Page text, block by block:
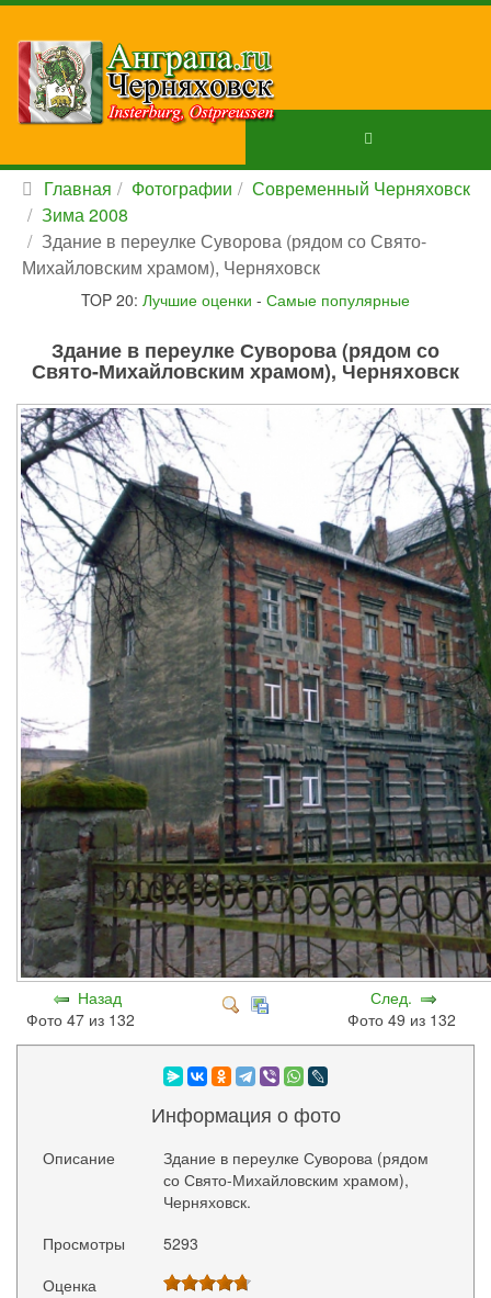
Главная Фотографии
Современный Черняховск
Зима 2008
Здание в переулке Суворова (рядом со Свято-
Михайловским храмом), Черняховск
TOP 20: Лучшие оценки - Самые популярные
Здание в переулке Суворова (рядом со
Свято-Михайловским храмом), Черняховск
Назад
Фото 47 из 132
След.
Фото 49 из 132
Информация о фото
Описание
Здание в переулке Суворова (рядом
со Свято-Михайловским храмом),
Черняховск.
Просмотры
5293
Оценка